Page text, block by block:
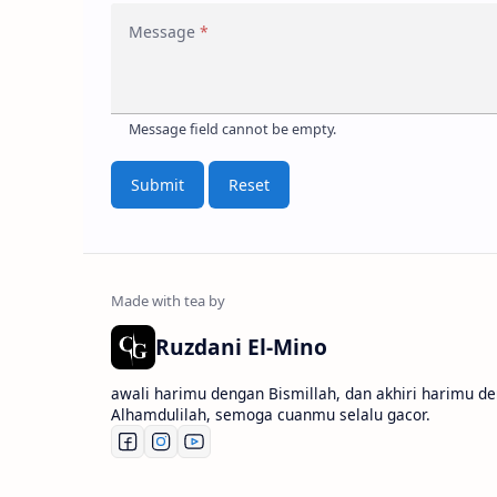
Message
Submit Reset
Ruzdani El-Mino
awali harimu dengan Bismillah, dan akhiri harimu
Alhamdulilah, semoga cuanmu selalu gacor.